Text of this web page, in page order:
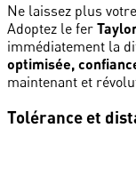
Ne laissez plus
Adoptez le fer
immédiatement la
optimisée,
maintenant et
Tolérance et